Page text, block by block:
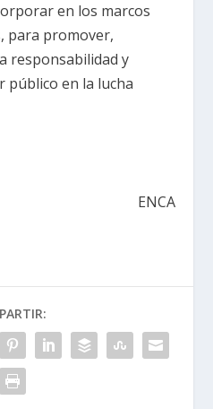
en los marcos
para promover,
responsabilidad y
público en la lucha
ENCA